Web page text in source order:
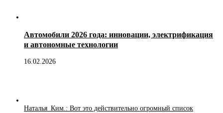
Автомобили 2026 года: инновации, электрификация
и автономные технологии
16.02.2026
Наталья_Ким.: Вот это действительно огромный список